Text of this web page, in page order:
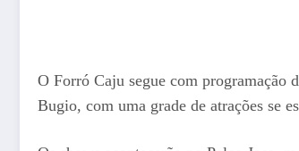
O Forró Caju segue com programação
Bugio, com uma grade de atrações se